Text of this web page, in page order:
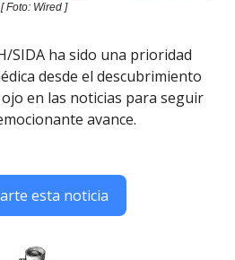
[ Foto: Wired ]
SIDA ha sido una prioridad
desde el descubrimiento
en las noticias para seguir
avance.
esta noticia